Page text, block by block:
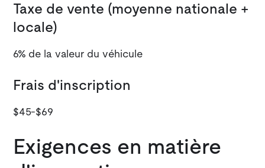
Taxe de vente (moyenne nationale +
locale)
6% de la valeur du véhicule
Frais d'inscription
$45-$69
Exigences en matière